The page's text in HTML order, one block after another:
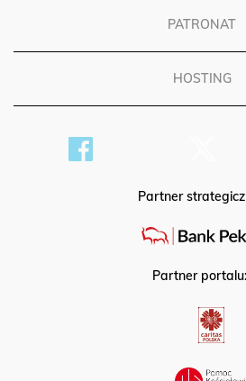
Partner
Partner portalu: